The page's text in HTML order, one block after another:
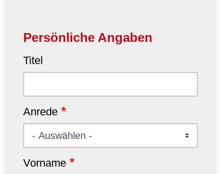
Persönliche Angaben
Titel
Anrede
Vorname